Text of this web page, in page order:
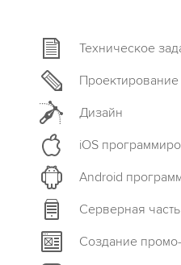
Техническое
Дизайн
iOS
Android
Серверная часть
Создание